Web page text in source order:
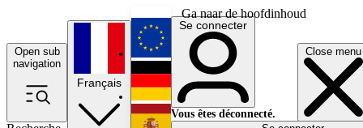
Ga naar de hoofdinhoud
Open sub
navigation
Close menu
Français
English
Deutsch
Se connecter
Vous êtes déconnecté.